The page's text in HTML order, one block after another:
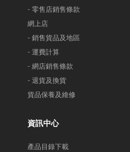
- 零售店銷售條款
網上店
- 銷售貨品及地區
- 運費計算
- 網店銷售條款
- 退貨及換貨
貨品保養及維修
資訊中心
產品目錄下載